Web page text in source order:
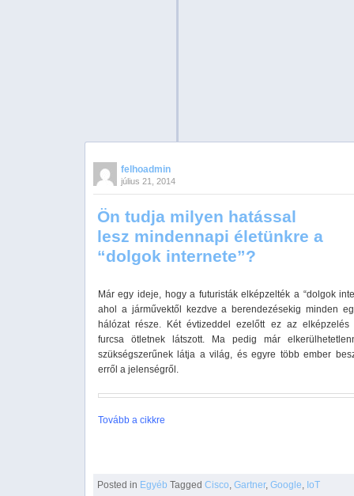
felhoadmin
július 21, 2014
Ön tudja milyen hatással
lesz mindennapi életünkre a
“dolgok internete”?
Már egy ideje, hogy a futuristák elképzelték a “dolgok
ahol a járművektől kezdve a berendezésekig minden
hálózat része. Két évtizeddel ezelőtt ez az elképzelés
furcsa ötletnek látszott. Ma pedig már
szükségszerűnek látja a világ, és egyre több ember
erről a jelenségről.
Tovább a cikkre
Posted in Egyéb Tagged Cisco,Gartner,Google, IoT